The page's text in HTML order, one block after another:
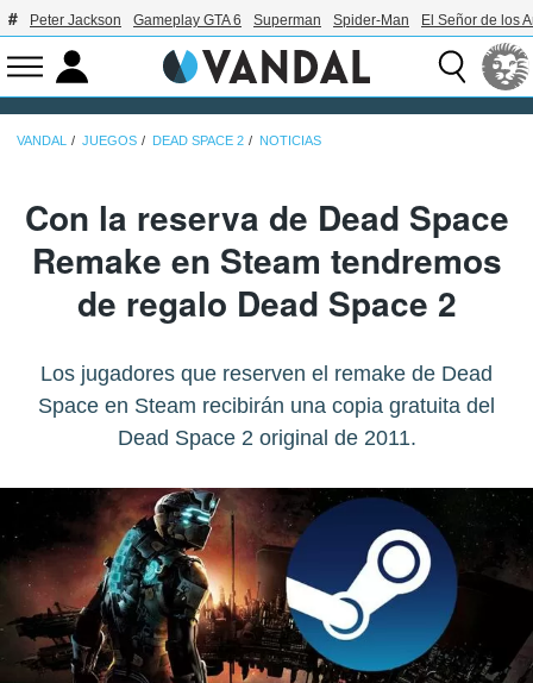
Peter Jackson Gameplay GTA 6 Superman Spider-Man El Señor de los
VANDAL JUEGOS DEAD SPACE 2 NOTICIAS
Con la reserva de Dead Space
Remake en Steam tendremos
de regalo Dead Space 2
Los jugadores que reserven el remake de Dead
Space en Steam recibirán una copia gratuita del
Dead Space 2 original de 2011.